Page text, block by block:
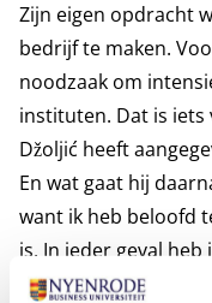
Zijn eigen opdracht
bedrijf te maken.
noodzaak om
instituten. Dat is iets
Džoljić heeft
En wat gaat hij
want ik heb beloofd
is. In ieder geval
sabbatical moet